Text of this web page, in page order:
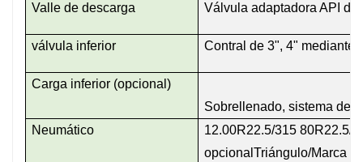
Valle de descarga Válvula adaptadora API
válvula inferior Contral de 3", 4" mediante
Carga inferior (opcional)
Sobrellenado, sistema de
Neumático
12.00R22.5/315 80R22.5/
opcionalTriángulo/Marca